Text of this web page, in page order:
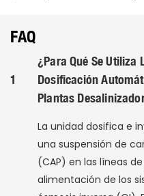
FAQ
1
¿Para Qué Se Utiliza
Dosificación
Plantas
La unidad dosifica e
una suspensión de
(CAP) en las líneas
alimentación de los